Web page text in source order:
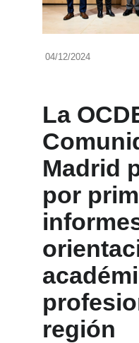
04/12/2024
La
Madrid
por
región